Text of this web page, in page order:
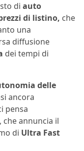
di auto
di listino, che
una
diffusione
dei tempi di
delle
ancora
pensa
, che annuncia il
di Ultra Fast